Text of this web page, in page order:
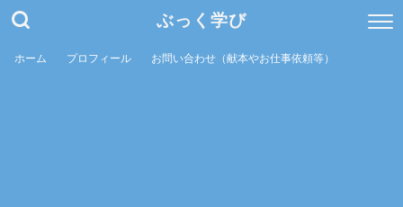
ぶっく学び
ホーム プロフィール お問い合わせ（献本やお仕事依頼等）